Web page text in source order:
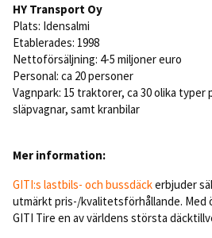
HY Transport Oy
Plats: Idensalmi
Etablerades: 1998
Nettoförsäljning: 4-5 miljoner euro
Personal: ca 20 personer
Vagnpark: 15 traktorer, ca 30 olika typer
släpvagnar, samt kranbilar
Mer information:
GITI:s lastbils- och bussdäckerbjuder
utmärkt pris-/kvalitetsförhållande. Med
GITI Tire en av världens största